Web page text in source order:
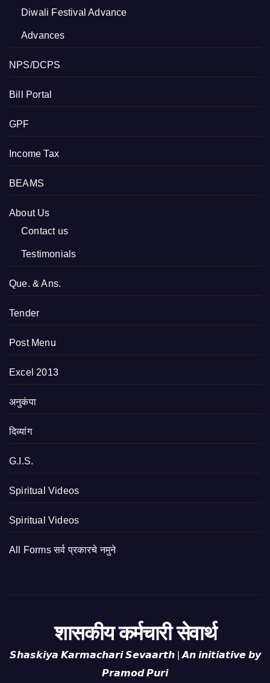
Diwali Festival Advance
Advances
NPS/DCPS
Bill Portal
GPF
Income Tax
BEAMS
About Us
Contact us
Testimonials
Que. & Ans.
Tender
Post Menu
Excel 2013
अनुकंपा
दिव्यांग
G.I.S.
Spiritual Videos
Spiritual Videos
All Forms सर्व प्रकारचे नमुने
शासकीय कर्मचारी सेवार्थ
𝙎𝙝𝙖𝙨𝙠𝙞𝙮𝙖 𝙆𝙖𝙧𝙢𝙖𝙘𝙝𝙖𝙧𝙞 𝙎𝙚𝙫𝙖𝙖𝙧𝙩𝙝 | 𝘼𝙣 𝙞𝙣𝙞𝙩𝙞𝙖𝙩𝙞𝙫𝙚 𝙗𝙮
𝙋𝙧𝙖𝙢𝙤𝙙 𝙋𝙪𝙧𝙞